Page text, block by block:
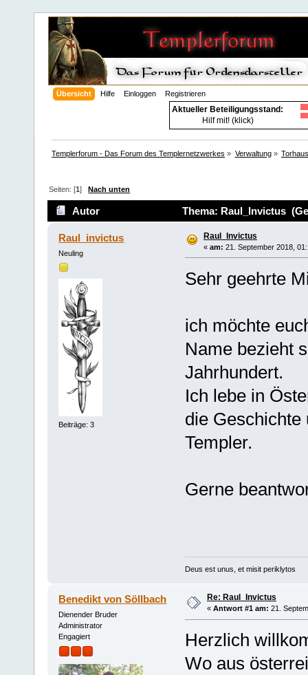
Übersicht Hilfe Einloggen Registrieren
Aktueller Beteiligungsstand:
Hilf mit! (klick)
Templerforum - Das Forum des Templernetzwerkes » Verwaltung» Torhaus
Seiten: [1]Nach unten
Autor Thema: Raul_Invictus
Raul_invictus
Neuling
Beiträge: 3
Raul_Invictus
« am: 21. September 2018,
Sehr geehrte
ich möchte
Name bezieht
Jahrhundert.
Ich lebe in
die Geschichte
Templer.
Gerne
Deus est unus, et misit periklytos
Benedikt von Söllbach
Dienender Bruder
Administrator
Engagiert
Re: Raul_Invictus
« Antwort #1 am: 21.
Herzlich
Wo aus